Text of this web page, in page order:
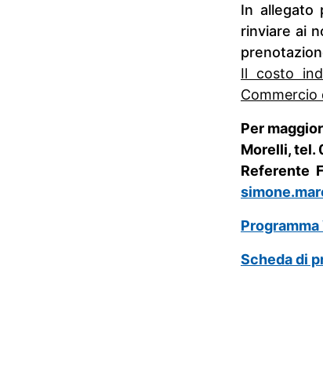
In allegato
rinviare ai
Il costo
Commercio
Per
Morelli, tel.
Referente
Scheda di